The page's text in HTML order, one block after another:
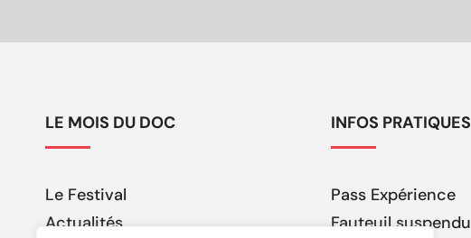
LE MOIS DU DOC
Le Festival
Actualités
INFOS PRATIQUES
Pass Expérience
Fauteuil suspendu